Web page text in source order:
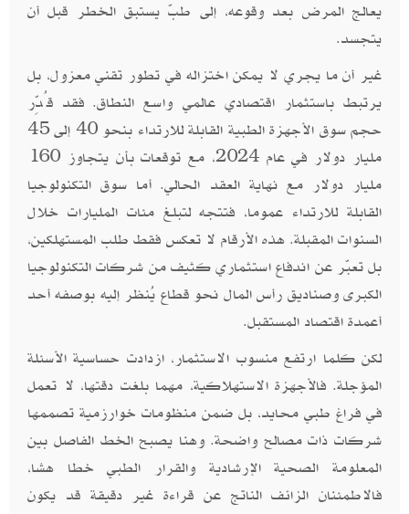
يعالج المرض بعد وقوعه، إلى طبّ يستبق الخطر قبل أن
يتجسد.
غير أن ما يجري لا يمكن اختزاله في تطور تقني معزول، بل
يرتبط باستثمار اقتصادي عالمي واسع النطاق. فقد قُدِّر
حجم سوق الأجهزة الطبية القابلة للارتداء بنحو 40 إلى 45
مليار دولار في عام 2024، مع توقعات بأن يتجاوز 160
مليار دولار مع نهاية العقد الحالي. أما سوق التكنولوجيا
القابلة للارتداء عموما، فتتجه لتبلغ مئات المليارات خلال
السنوات المقبلة. هذه الأرقام لا تعكس فقط طلب المستهلكين،
بل تعبّر عن اندفاع استثماري كثيف من شركات التكنولوجيا
الكبرى وصناديق رأس المال نحو قطاع يُنظر إليه بوصفه أحد
أعمدة اقتصاد المستقبل.
لكن كلما ارتفع منسوب الاستثمار، ازدادت حساسية الأسئلة
المؤجلة. فالأجهزة الاستهلاكية، مهما بلغت دقتها، لا تعمل
في فراغ طبي محايد، بل ضمن منظومات خوارزمية تصممها
شركات ذات مصالح واضحة. وهنا يصبح الخط الفاصل بين
المعلومة الصحية الإرشادية والقرار الطبي خطا هشا،
فالاطمئنان الزائف الناتج عن قراءة غير دقيقة قد يكون